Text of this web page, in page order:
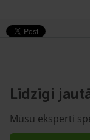
Līdzīgi
Mūsu eksperti